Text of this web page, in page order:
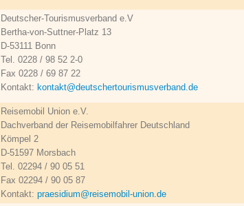
Deutscher-Tourismusverband e.V
Bertha-von-Suttner-Platz 13
D-53111 Bonn
Tel. 0228 / 98 52 2-0
Fax 0228 / 69 87 22
Kontakt: kontakt@deutschertourismusverband.de
Reisemobil Union e.V.
Dachverband der Reisemobilfahrer Deutschland
Kömpel 2
D-51597 Morsbach
Tel. 02294 / 90 05 51
Fax 02294 / 90 05 87
Kontakt:praesidium@reisemobil-union.de